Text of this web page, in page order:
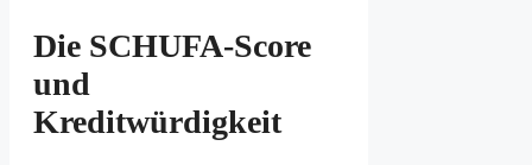
Die SCHUFA-Score
und
Kreditwürdigkeit